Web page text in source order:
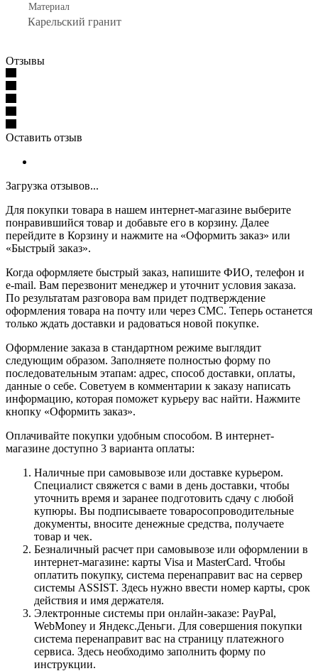
Материал
Карельский гранит
Отзывы
Оставить отзыв
Загрузка отзывов...
Для покупки товара в нашем интернет-магазине выберите
понравившийся товар и добавьте его в корзину. Далее
перейдите в Корзину и нажмите на «Оформить заказ» или
«Быстрый заказ».
Когда оформляете быстрый заказ, напишите ФИО, телефон и
e-mail. Вам перезвонит менеджер и уточнит условия заказа.
По результатам разговора вам придет подтверждение
оформления товара на почту или через СМС. Теперь останется
только ждать доставки и радоваться новой покупке.
Оформление заказа в стандартном режиме выглядит
следующим образом. Заполняете полностью форму по
последовательным этапам: адрес, способ доставки, оплаты,
данные о себе. Советуем в комментарии к заказу написать
информацию, которая поможет курьеру вас найти. Нажмите
кнопку «Оформить заказ».
Оплачивайте покупки удобным способом. В интернет-
магазине доступно 3 варианта оплаты:
Наличные при самовывозе или доставке курьером.
Специалист свяжется с вами в день доставки, чтобы
уточнить время и заранее подготовить сдачу с любой
купюры. Вы подписываете товаросопроводительные
документы, вносите денежные средства, получаете
товар и чек.
Безналичный расчет при самовывозе или оформлении в
интернет-магазине: карты Visa и MasterCard. Чтобы
оплатить покупку, система перенаправит вас на сервер
системы ASSIST. Здесь нужно ввести номер карты, срок
действия и имя держателя.
Электронные системы при онлайн-заказе: PayPal,
WebMoney и Яндекс.Деньги. Для совершения покупки
система перенаправит вас на страницу платежного
сервиса. Здесь необходимо заполнить форму по
инструкции.